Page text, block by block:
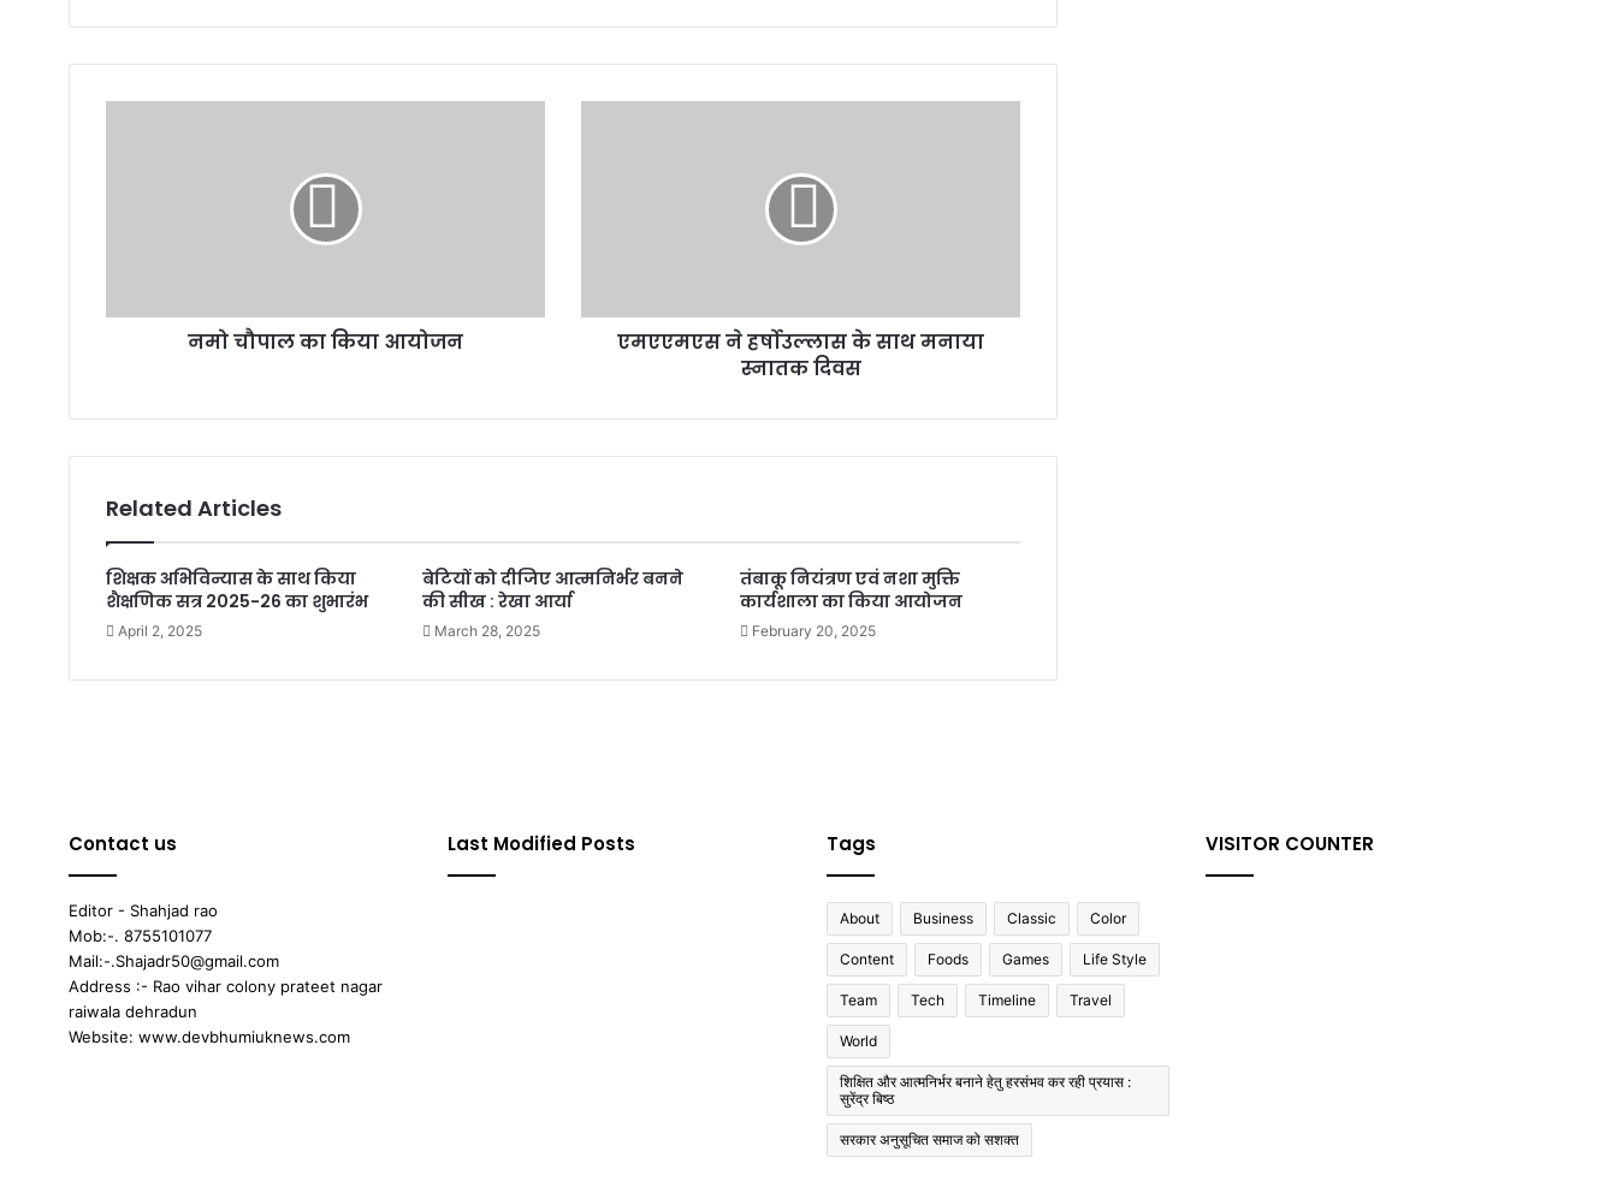
नमो चौपाल का किया आयोजन
एमएएमएस ने हर्षोउल्लास के साथ मनाया
स्नातक दिवस
Related Articles
शिक्षक अभिविन्यास के साथ किया
शैक्षणिक सत्र 2025-26 का शुभारंभ
April 2, 2025
बेटियों को दीजिए आत्मनिर्भर बनने
की सीख : रेखा आर्या
March 28, 2025
तंबाकू नियंत्रण एवं नशा मुक्ति
कार्यशाला का किया आयोजन
February 20, 2025
Contact us
Editor - Shahjad rao
Mob:-. 8755101077
Mail:-.Shajadr50@gmail.com
Address :- Rao vihar colony prateet nagar
raiwala dehradun
Website: www.devbhumiuknews.com
Last Modified Posts Tags
About Business Classic Color
Content Foods Games Life Style
Team Tech Timeline Travel
World
शिक्षित और आत्मनिर्भर बनाने हेतु हरसंभव कर रही प्रयास :
सुरेंद्र बिष्ठ
सरकार अनुसूचित समाज को सशक्त
VISITOR COUNTER